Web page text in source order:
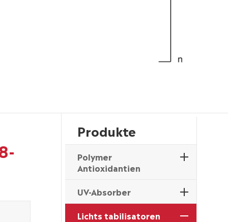
Produkte
Polymer
Antioxidantien
UV-Absorber
Lichts tabilisatoren